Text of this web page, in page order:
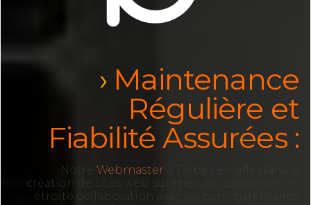
Maintenance
Régulière et
Fiabilité Assurées :
Notre Webmaster
création de sites web sur mesure, coopérant en
étroite collaboration avec les commanditaires